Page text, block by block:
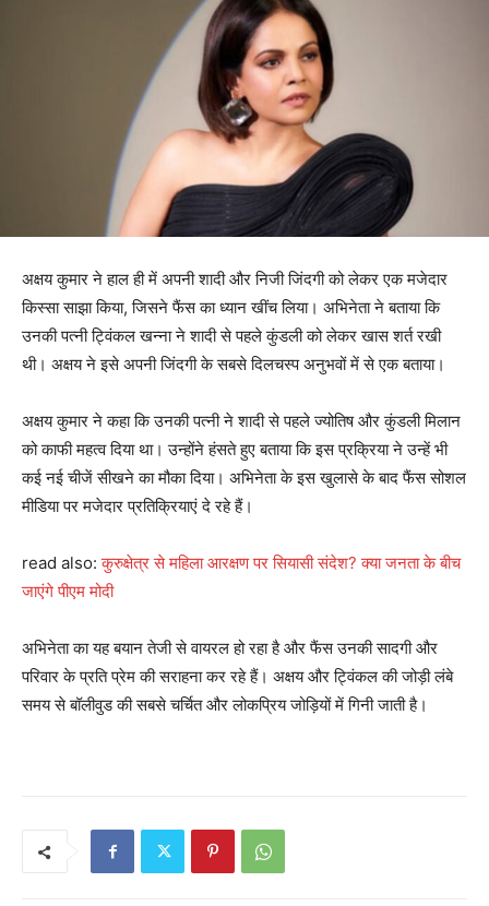
अक्षय कुमार ने हाल ही में अपनी शादी और निजी जिंदगी को लेकर एक मजेदार
किस्सा साझा किया, जिसने फैंस का ध्यान खींच लिया। अभिनेता ने बताया कि
उनकी पत्नी ट्विंकल खन्ना ने शादी से पहले कुंडली को लेकर खास शर्त रखी
थी। अक्षय ने इसे अपनी जिंदगी के सबसे दिलचस्प अनुभवों में से एक बताया।
अक्षय कुमार ने कहा कि उनकी पत्नी ने शादी से पहले ज्योतिष और कुंडली मिलान
को काफी महत्व दिया था। उन्होंने हंसते हुए बताया कि इस प्रक्रिया ने उन्हें भी
कई नई चीजें सीखने का मौका दिया। अभिनेता के इस खुलासे के बाद फैंस सोशल
मीडिया पर मजेदार प्रतिक्रियाएं दे रहे हैं।
read also:कुरुक्षेत्र से महिला आरक्षण पर सियासी संदेश? क्या जनता के बीच
जाएंगे पीएम मोदी
अभिनेता का यह बयान तेजी से वायरल हो रहा है और फैंस उनकी सादगी और
परिवार के प्रति प्रेम की सराहना कर रहे हैं। अक्षय और ट्विंकल की जोड़ी लंबे
समय से बॉलीवुड की सबसे चर्चित और लोकप्रिय जोड़ियों में गिनी जाती है।